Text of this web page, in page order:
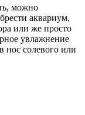
можно
аквариум,
или же просто
увлажнение
нос солевого или